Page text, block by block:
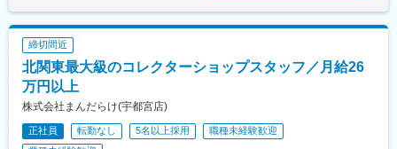
締切間近
北関東最大級のコレクターショップスタッフ／月給26
万円以上
株式会社まんだらけ(宇都宮店)
正社員 転勤なし 5名以上採用
職種未経験歓迎